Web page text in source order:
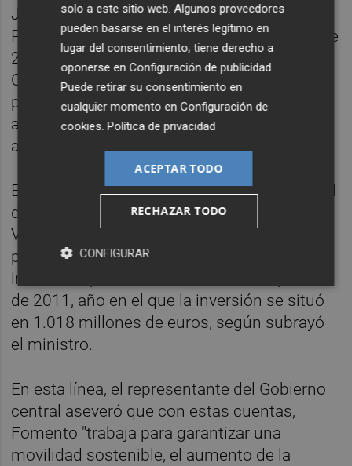
José Luis Ábalos destacó que los
Presupuestos Generales del Estado (PGE) de
2019 son "los más ventajosos" para la
Comunitat Valenciana resaltó, entre otras
partidas, la inversión en cercanías, que
aumenta un 62,5% respecto a la del año
anterior.
En total, Fomento destinará en 2019 un total
de 1.033 millones de euros a la Comunitat
Valenciana, 433 millones más que el año
pasado, por lo que la región recupera e,
incluso, supera los niveles inversión pública
de 2011, año en el que la inversión se situó
en 1.018 millones de euros, según subrayó
el ministro.
En esta línea, el representante del Gobierno
central aseveró que con estas cuentas,
Fomento "trabaja para garantizar una
movilidad sostenible, el aumento de la
solo a este sitio web. Algunos proveedores
pueden basarse en el interés legítimo en
lugar del consentimiento; tiene derecho a
oponerse enConfiguración de publicidad
Puede retirar su consentimiento en
cualquier momento enConfiguración de
cookies .Política de privacidad
ACEPTAR TODO
RECHAZAR TODO
CONFIGURAR